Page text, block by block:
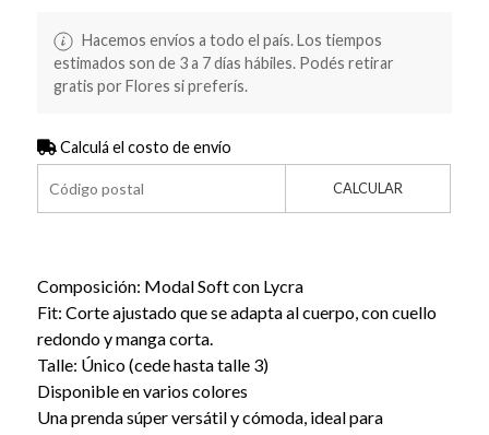
Hacemos envíos a todo el país. Los tiempos
estimados son de 3 a 7 días hábiles. Podés retirar
gratis por Flores si preferís.
Calculá el costo de envío
CALCULAR
Composición: Modal Soft con Lycra
Fit: Corte ajustado que se adapta al cuerpo, con cuello
redondo y manga corta.
Talle: Único (cede hasta talle 3)
Disponible en varios colores
Una prenda súper versátil y cómoda, ideal para